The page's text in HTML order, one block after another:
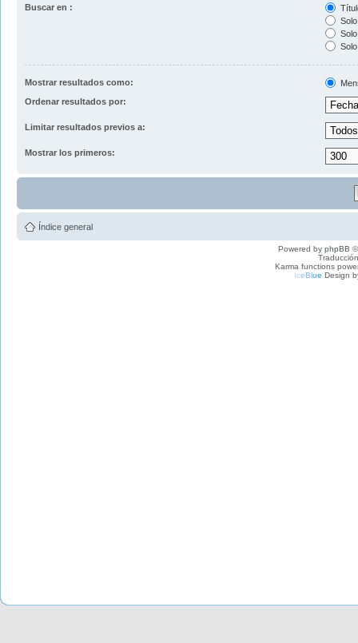
Buscar en :
Mostrar resultados como:
Ordenar resultados por:
Limitar resultados previos a:
Mostrar los primeros:
Índice general
Powered by phpBB
Karma functions
IceBlue Design